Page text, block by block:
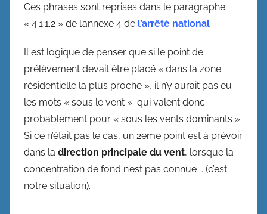
Ces phrases sont reprises dans le paragraphe
« 4.1.1.2 » de l’annexe 4 de l’arrêté national
Il est logique de penser que si le point de
prélèvement devait être placé « dans la zone
résidentielle la plus proche », il n’y aurait pas eu
les mots « sous le vent » qui valent donc
probablement pour « sous les vents dominants ».
Si ce n’était pas le cas, un 2eme point est à prévoir
dans la direction principale du vent, lorsque la
concentration de fond n’est pas connue … (c’est
notre situation).